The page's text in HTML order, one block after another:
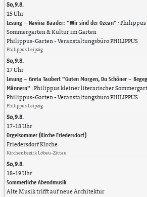
So, 9.8.
15 Uhr
Lesung – Navina Baader: "Wir sind der Ozean" :
Sommergarten & Kultur im Garten
Philippus-Garten Veranstaltungsbüro PHILIPPUS
Philippus Leipzig
So, 9.8.
17 Uhr
Lesung – Greta Taubert "Guten Morgen, Du Schöner –
Männern" :Philippus kleiner literarischer
Philippus-Garten Veranstaltungsbüro PHILIPPUS
Philippus Leipzig
So, 9.8.
17-18 Uhr
Orgelsommer (Kirche Friedersdorf)
Friedersdorf Kirche
Kirchenbezirk Löbau-Zittau
So, 9.8.
18-19 Uhr
Sommerliche Abendmusik
Alte Musik trifft auf neue Architektur